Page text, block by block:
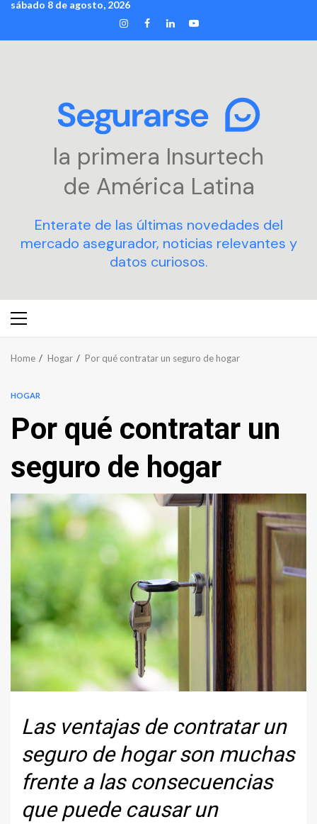
Skip
content
sábado 8 de agosto, 2026
INSTAGRAM
FACEBOOK
LINKEDIN
YOUTUBE
la primera Insurtech
de América Latina
Enterate de las últimas novedades del
mercado asegurador, noticias relevantes y
datos curiosos.
Primary
Home Hogar Por qué contratar un seguro de hogar
HOGAR
Por qué contratar un
seguro de hogar
Las ventajas de contratar un
seguro de hogar son muchas
frente a las consecuencias
que puede causar un